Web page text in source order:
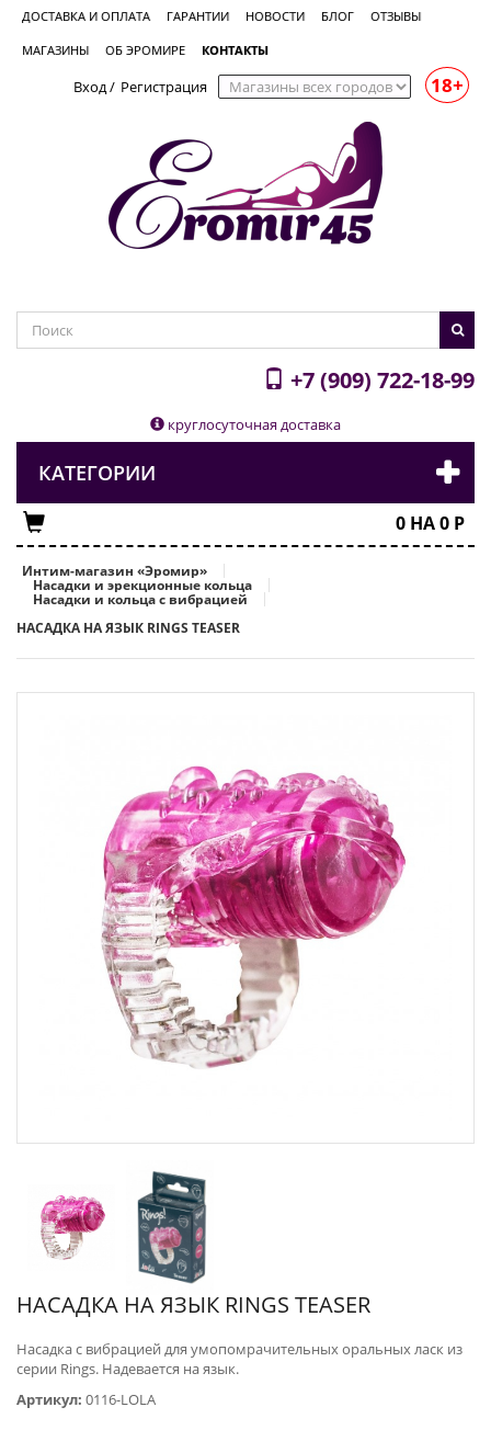
ДОСТАВКА И ОПЛАТА ГАРАНТИИ НОВОСТИ БЛОГ ОТЗЫВЫ
МАГАЗИНЫ ОБ ЭРОМИРЕ КОНТАКТЫ
Вход/ Регистрация 18+
+7 (909) 722-18-99
круглосуточная доставка
КАТЕГОРИИ
0 НА0 Р
Интим-магазин «Эромир»
Насадки и эрекционные кольца
Насадки и кольца с вибрацией
НАСАДКА НА ЯЗЫК RINGS TEASER
НАСАДКА НА ЯЗЫК RINGS TEASER
Насадка с вибрацией для умопомрачительных оральных ласк из
серии Rings. Надевается на язык.
Артикул: 0116-LOLA